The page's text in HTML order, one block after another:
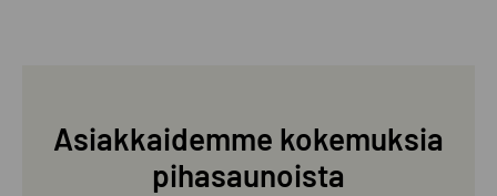
Asiakkaidemme kokemuksia
pihasaunoista